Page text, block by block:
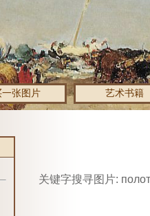
一张图片 艺术书籍
关键字搜寻图片: